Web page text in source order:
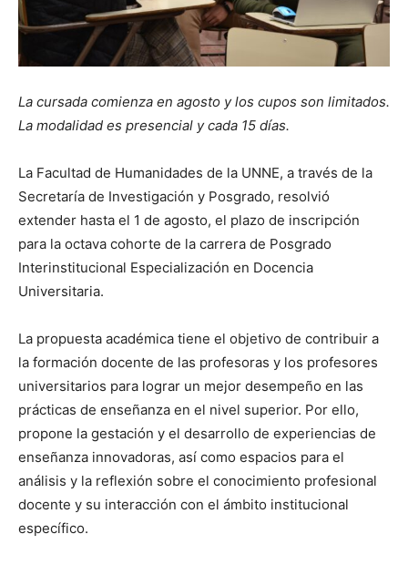
La cursada comienza en agosto y los cupos son limitados.
La modalidad es presencial y cada 15 días.
La Facultad de Humanidades de la UNNE, a través de la
Secretaría de Investigación y Posgrado, resolvió
extender hasta el 1 de agosto, el plazo de inscripción
para la octava cohorte de la carrera de Posgrado
Interinstitucional Especialización en Docencia
Universitaria.
La propuesta académica tiene el objetivo de contribuir a
la formación docente de las profesoras y los profesores
universitarios para lograr un mejor desempeño en las
prácticas de enseñanza en el nivel superior. Por ello,
propone la gestación y el desarrollo de experiencias de
enseñanza innovadoras, así como espacios para el
análisis y la reflexión sobre el conocimiento profesional
docente y su interacción con el ámbito institucional
específico.